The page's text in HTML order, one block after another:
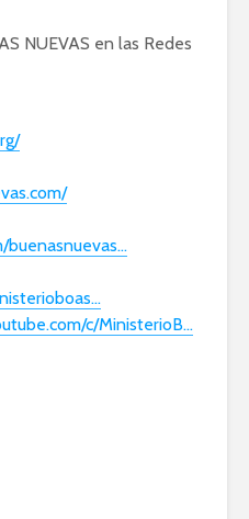
NUEVAS en las Redes
buenasnuevas…
c/MinisterioB…